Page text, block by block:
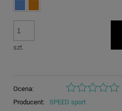
szt.
Ocena:
Producent:
SPEED sport